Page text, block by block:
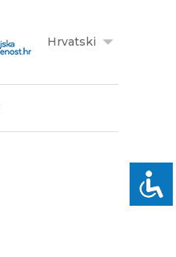
Hrvatski